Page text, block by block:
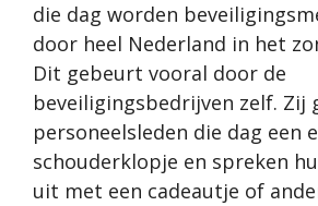
die dag worden
door heel Nederland in het
Dit gebeurt vooral door de
beveiligingsbedrijven zelf. Zij
personeelsleden die dag een
schouderklopje en spreken
uit met een cadeautje of